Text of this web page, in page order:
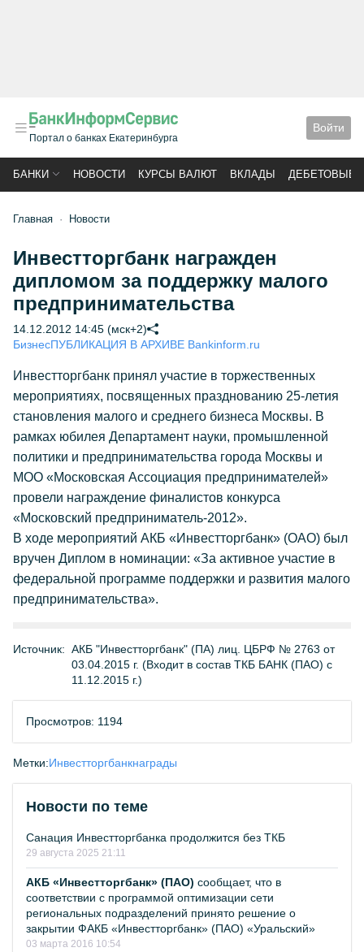
Портал о банках Екатеринбурга
Войти
БАНКИ НОВОСТИ КУРСЫ ВАЛЮТ ВКЛАДЫ ДЕБЕТОВЫЕ
Главная Новости
Инвестторгбанк награжден
дипломом за поддержку малого
предпринимательства
14.12.2012 14:45 (мск+2)
БизнесПУБЛИКАЦИЯ В АРХИВЕ Bankinform.ru
Инвестторгбанк принял участие в торжественных
мероприятиях, посвященных празднованию 25-летия
становления малого и среднего бизнеса Москвы. В
рамках юбилея Департамент науки, промышленной
политики и предпринимательства города Москвы и
МОО «Московская Ассоциация предпринимателей»
провели награждение финалистов конкурса
«Московский предприниматель-2012».
В ходе мероприятий АКБ «Инвестторгбанк» (ОАО) был
вручен Диплом в номинации: «За активное участие в
федеральной программе поддержки и развития малого
предпринимательства».
Источник: АКБ "Инвестторгбанк" (ПА) лиц. ЦБРФ № 2763 от
03.04.2015 г. (Входит в состав ТКБ БАНК (ПАО) с
11.12.2015 г.)
Просмотров: 1194
Метки:Инвестторгбанкнаграды
Новости по теме
Санация Инвестторгбанка продолжится без ТКБ
29 августа 2025 21:11
АКБ «Инвестторгбанк» (ПАО) сообщает, что в
соответствии с программой оптимизации сети
региональных подразделений принято решение о
закрытии ФАКБ «Инвестторгбанк» (ПАО) «Уральский»
03 марта 2016 10:54